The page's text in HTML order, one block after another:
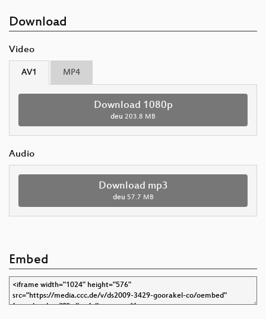
Download
Video
AV1 MP4
Download 1080p
deu 203.8 MB
Audio
Download mp3
deu 57.7 MB
Embed